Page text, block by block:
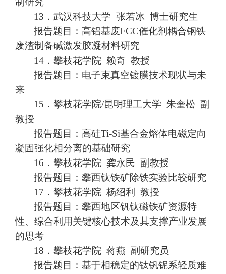
13． 武汉科技大学 张若冰 博士研究生
报告题目：高铝基废FCC催化剂耦合钢铁
废渣制备碱激发胶凝材料研究
14． 攀枝花学院 赖奇 教授
报告题目：电子束真空镀膜技术现状与未
来
15． 攀枝花学院/昆明理工大学 朱奎松 副
教授
报告题目：高硅Ti-Si基合金熔体电磁定向
凝固强化相分离的基础研究
16． 攀枝花学院 龚永民 副教授
报告题目：攀西钛铁矿除铁实验比较研究
17． 攀枝花学院 杨绍利
教授
报告题目：攀西地区钒钛磁铁矿资源特
性、综合利用关键核心技术及其支撑产业发展
的思考
18． 攀枝花学院 蒋燕 副研究员
报告题目：基于相稳定的钛钒铌系轻质难